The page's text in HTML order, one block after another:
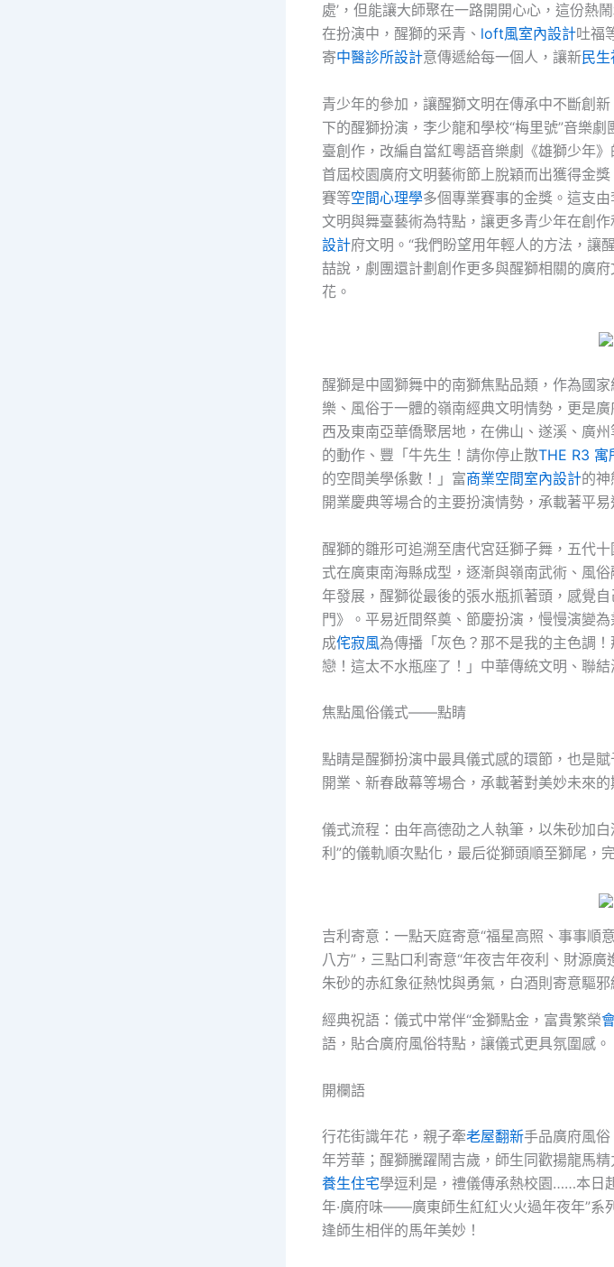
處’，但能讓大師聚在一路開開心心，這份熱
在扮演中，醒獅的采青、 loft風室內設計吐福
寄中醫診所設計意傳遞給每一個人，讓新民
青少年的參加，讓醒獅文明在傳承中不斷創
下的醒獅扮演，李少龍和學校“梅里號”音樂
臺創作，改編自當紅粵語音樂劇《雄獅少年
首屆校園廣府文明藝術節上脫穎而出獲得金獎
賽等空間心理學多個專業賽事的金獎。這支
文明與舞臺藝術為特點，讓更多青少年在創
設計府文明。“我們盼望用年輕人的方法，讓
喆說，劇團還計劃創作更多與醒獅相關的廣
花。
醒獅是中國獅舞中的南獅焦點品類，作為國
樂、風俗于一體的嶺南經典文明情勢，更是
西及東南亞華僑聚居地，在佛山、遂溪、廣
的動作、豐「牛先生！請你停止散THE R3 寓
的空間美學係數！」富商業空間室內設計的
開業慶典等場合的主要扮演情勢，承載著平
醒獅的雛形可追溯至唐代宮廷獅子舞，五代
式在廣東南海縣成型，逐漸與嶺南武術、風
年發展，醒獅從最後的張水瓶抓著頭，感覺
門》。平易近間祭奠、節慶扮演，慢慢演變
成侘寂風為傳播「灰色？那不是我的主色調
戀！這太不水瓶座了！」中華傳統文明、聯
焦點風俗儀式——點睛
點睛是醒獅扮演中最具儀式感的環節，也是
開業、新春啟幕等場合，承載著對美妙未來的
儀式流程：由年高德劭之人執筆，以朱砂加
利”的儀軌順次點化，最后從獅頭順至獅尾，完
吉利寄意：一點天庭寄意“福星高照、事事順
八方”，三點口利寄意“年夜吉年夜利、財源
朱砂的赤紅象征熱忱與勇氣，白酒則寄意驅邪
經典祝語：儀式中常伴“金獅點金，富貴繁榮
語，貼合廣府風俗特點，讓儀式更具氛圍感。
開欄語
行花街識年花，親子牽老屋翻新手品廣府風俗
年芳華；醒獅騰躍鬧吉歲，師生同歡揚龍馬
養生住宅學逗利是，禮儀傳承熱校園……本日
年·廣府味——廣東師生紅紅火火過年夜年”系
逢師生相伴的馬年美妙！